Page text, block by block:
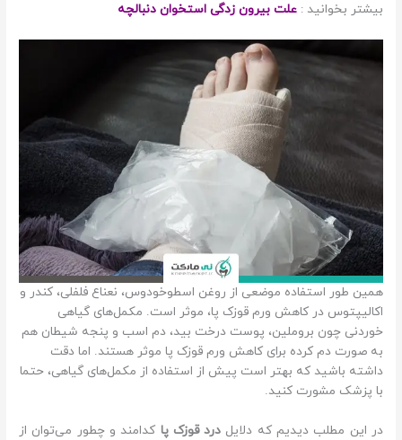
بیشتر بخوانید :علت بیرون زدگی استخوان دنبالچه
همین طور استفاده موضعی از روغن اسطوخودوس، نعناع فلفلی، کندر و
اکالیپتوس در کاهش ورم قوزک پا، موثر است. مکمل‌های گیاهی
خوردنی چون بروملین، پوست درخت بید، دم اسب و پنجه شیطان هم
به صورت دم کرده برای کاهش ورم قوزک پا موثر هستند. اما دقت
داشته باشید که بهتر است پیش از استفاده از مکمل‌های گیاهی، حتما
با پزشک مشورت کنید.
در این مطلب دیدیم که دلایل درد قوزک پا کدامند و چطور می‌توان از